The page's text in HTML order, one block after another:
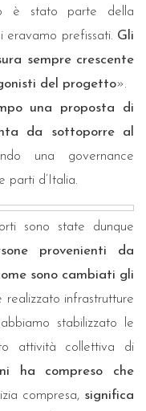
è stato parte della
eravamo prefissati. Gli
sempre crescente
del progetto».
una proposta di
da sottoporre al
una governance
parti d’Italia.
sono state dunque
provenienti da
sono cambiati gli
realizzato infrastrutture
stabilizzato le
attività collettiva di
ha compreso che
compresa, significa